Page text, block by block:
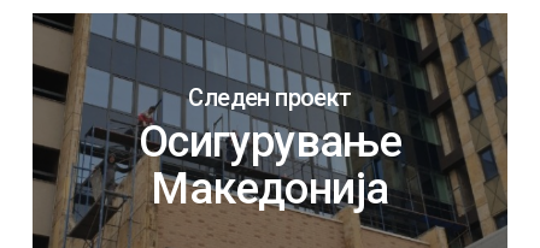
Следен проект
Осигурување
Македонија